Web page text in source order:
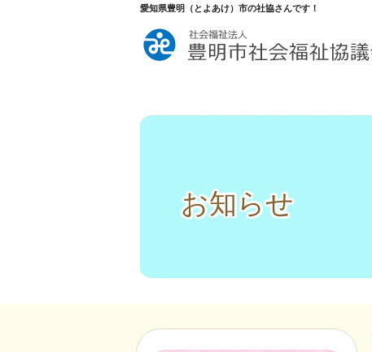
愛知県豊明（とよあけ）市の社協さんです！
お知らせ